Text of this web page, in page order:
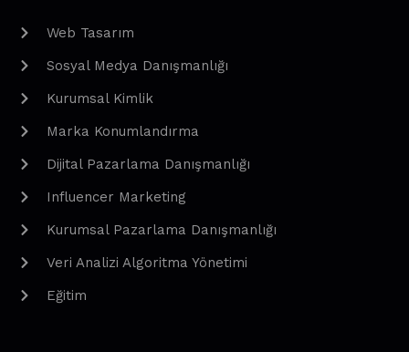
Web Tasarım
Sosyal Medya Danışmanlığı
Kurumsal Kimlik
Marka Konumlandırma
Dijital Pazarlama Danışmanlığı
Influencer Marketing
Kurumsal Pazarlama Danışmanlığı
Veri Analizi Algoritma Yönetimi
Eğitim